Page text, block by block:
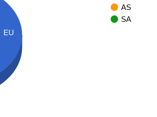
AS
SA
EU